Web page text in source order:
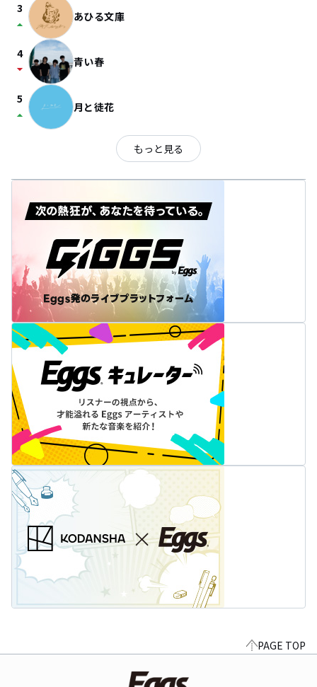
3
arrow_drop_up あひる文庫
4
arrow_drop_down 青い春
5
arrow_drop_up 月と徒花
もっと見る
PAGE TOP